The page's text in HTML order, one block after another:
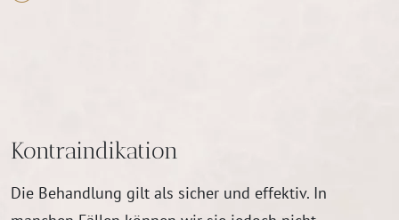
Kontraindikation
Die Behandlung gilt als sicher und effektiv. In